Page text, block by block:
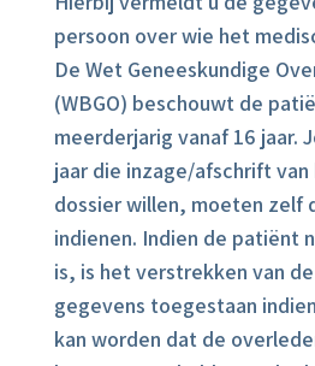
persoon over wie het
De Wet Geneeskundige
(WBGO) beschouwt de
meerderjarig vanaf 16 jaar.
jaar die inzage/afschrift van
dossier willen, moeten zelf
indienen. Indien de patiënt
is, is het verstrekken van
gegevens toegestaan
kan worden dat de